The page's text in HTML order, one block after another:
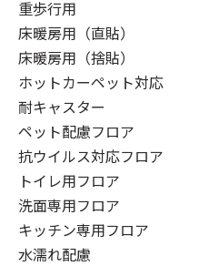
重歩行用
床暖房用（直貼）
床暖房用（捨貼）
ホットカーペット対応
耐キャスター
ペット配慮フロア
抗ウイルス対応フロア
トイレ用フロア
洗面専用フロア
キッチン専用フロア
水濡れ配慮